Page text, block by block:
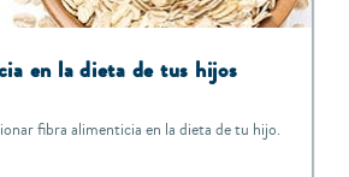
en la dieta de tus hijos
fibra alimenticia en la dieta de tu hijo.